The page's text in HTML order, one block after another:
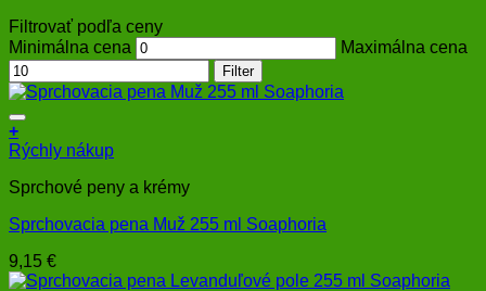
Filtrovať podľa ceny
Minimálna cena
Maximálna cena
Filter
+
Rýchly nákup
Sprchové peny a krémy
Sprchovacia pena Muž 255 ml Soaphoria
9,15 €